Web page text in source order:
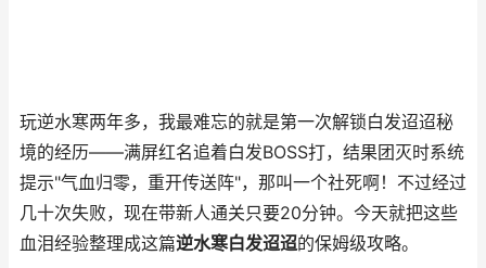
玩逆水寒两年多，我最难忘的就是第一次解锁白发迢迢秘
境的经历——满屏红名追着白发BOSS打，结果团灭时系统
提示"气血归零，重开传送阵"，那叫一个社死啊！不过经过
几十次失败，现在带新人通关只要20分钟。今天就把这些
血泪经验整理成这篇逆水寒白发迢迢的保姆级攻略。